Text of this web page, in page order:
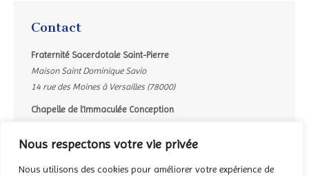
Nous respectons votre vie privée
Nous utilisons des cookies pour améliorer votre expérience de
Contact
Fraternité Sacerdotale Saint-Pierre
Maison Saint Dominique Savio
14 rue des Moines à Versailles (78000)
Chapelle de l’Immaculée Conception
Contacter le secrétariat par mail :
contact ici